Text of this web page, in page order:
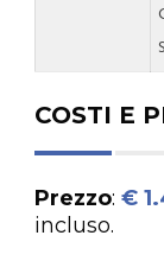
COSTI E
Prezzo: €
incluso.